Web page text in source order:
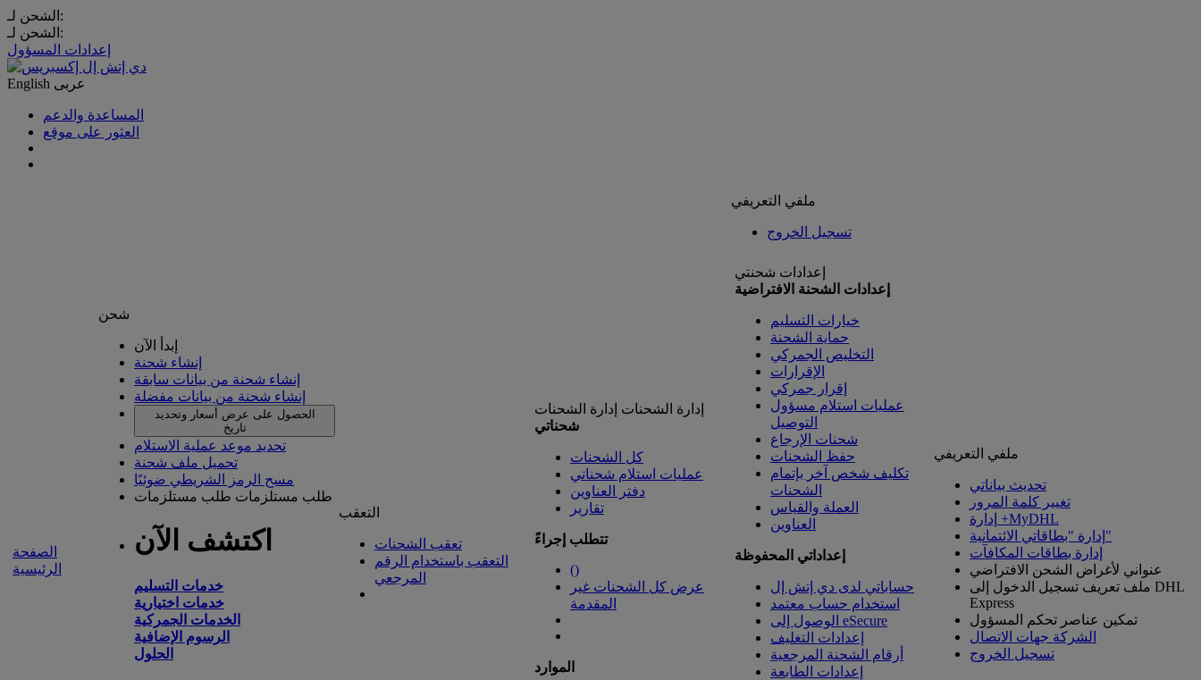
الشحن لـ:
الشحن لـ:
إعدادات المسؤول
English عربى
المساعدة والدعم
العثور على موقع
ملفي التعريفي
تسجيل الخروج
الصفحة
الرئيسية
شحن
إبدأ الآن
إنشاء شحنة
إنشاء شحنة من بيانات سابقة
إنشاء شحنة من بيانات مفضلة
الحصول على عرض أسعار وتحديد
تاريخ
تحديد موعد عملية الاستلام
تحميل ملف شحنة
مسح الرمز الشريطي ضوئيًا
طلب مستلزمات طلب مستلزمات
اكتشف الآن
خدمات التسليم
خدمات اختيارية
الخدمات الجمركية
الرسوم الإضافية
الحلول
التعقب
تعقب الشحنات
التعقب باستخدام الرقم
المرجعي
إدارة الشحنات إدارة الشحنات
شحناتي
كل الشحنات
عمليات استلام شحناتي
دفتر العناوين
تقارير
تتطلب إجراءً
()
عرض كل الشحنات غير
المقدمة
الموارد
إعدادات شحنتي
إعدادات الشحنة الافتراضية
خيارات التسليم
حماية الشحنة
التخليص الجمركي
الإقرارات
إقرار جمركي
عمليات استلام مسؤول
التوصيل
شحنات الإرجاع
حفظ الشحنات
تكليف شخص آخر بإتمام
الشحنات
العملة والقياس
العناوين
إعداداتي المحفوظة
حساباتي لدى دي إتش إل
استخدام حساب معتمد
الوصول إلى eSecure
إعدادات التغليف
أرقام الشحنة المرجعية
إعدادات الطابعة
ملفي التعريفي
تحديث بياناتي
تغيير كلمة المرور
إدارة +MyDHL
إدارة "بطاقاتي الائتمانية"
إدارة بطاقات المكافآت
عنواني لأغراض الشحن الافتراضي
ملف تعريف تسجيل الدخول إلى DHL
Express
تمكين عناصر تحكم المسؤول
الشركة جهات الاتصال
تسجيل الخروج